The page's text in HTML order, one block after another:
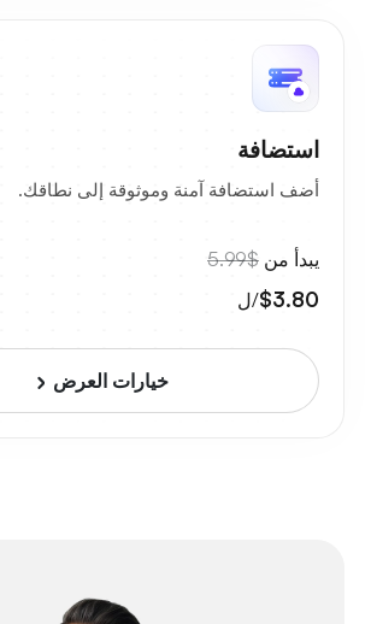
استضافة
أضف استضافة آمنة وموثوقة إلى نطاقك.
يبدأ من $5.99
$3.80/ل
خيارات العرض